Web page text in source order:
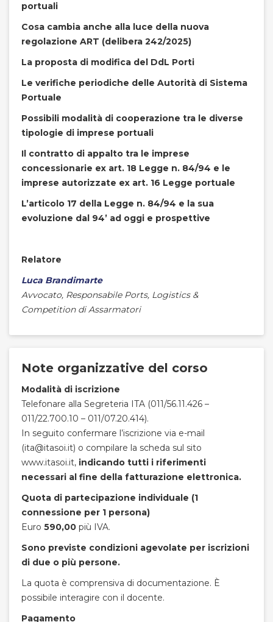
portuali
Cosa cambia anche alla luce della nuova
regolazione ART (delibera 242/2025)
La proposta di modifica del DdL Porti
Le verifiche periodiche delle Autorità di Sistema
Portuale
Possibili modalità di cooperazione tra le diverse
tipologie di imprese portuali
Il contratto di appalto tra le imprese
concessionarie ex art. 18 Legge n. 84/94 e le
imprese autorizzate ex art. 16 Legge portuale
L’articolo 17 della Legge n. 84/94 e la sua
evoluzione dal 94’ ad oggi e prospettive
Relatore
Luca Brandimarte
Avvocato, Responsabile Ports, Logistics &
Competition di Assarmatori
Note organizzative del corso
Modalità di iscrizione
Telefonare alla Segreteria ITA (011/56.11.426 –
011/22.700.10 – 011/07.20.414).
In seguito confermare l’iscrizione via e-mail
(ita@itasoi.it) o compilare la scheda sul sito
www.itasoi.it, indicando tutti i riferimenti
necessari al fine della fatturazione elettronica.
Quota di partecipazione individuale (1
connessione per 1 persona)
Euro 590,00 più IVA.
Sono previste condizioni agevolate per iscrizioni
di due o più persone.
La quota è comprensiva di documentazione. È
possibile interagire con il docente.
Pagamento